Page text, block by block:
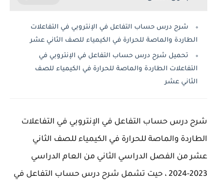
شرح درس حساب التفاعل في الإنتروبي في التفاعلات
الطاردة والماصة للحرارة في الكيمياء للصف الثاني عشر
تحميل شرح درس حساب التفاعل في الإنتروبي في
التفاعلات الطاردة والماصة للحرارة في الكيمياء للصف
الثاني عشر
شرح درس حساب التفاعل في الإنتروبي في التفاعلات
الطاردة والماصة للحرارة في الكيمياء للصف الثاني
عشر من الفصل الدراسي الثاني من العام الدراسي
2023-2024 ، حيت تشمل شرح درس حساب التفاعل في